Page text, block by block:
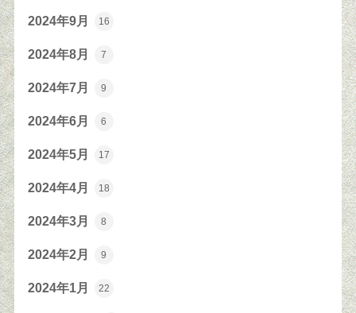
2024年9月 16
2024年8月 7
2024年7月 9
2024年6月 6
2024年5月 17
2024年4月 18
2024年3月 8
2024年2月 9
2024年1月 22